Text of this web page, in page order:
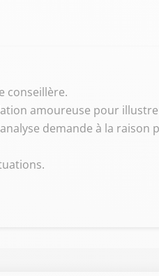
conseillère.
amoureuse pour
demande à la raison